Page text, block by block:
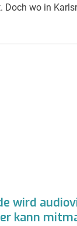
Doch wo in
wird
kann